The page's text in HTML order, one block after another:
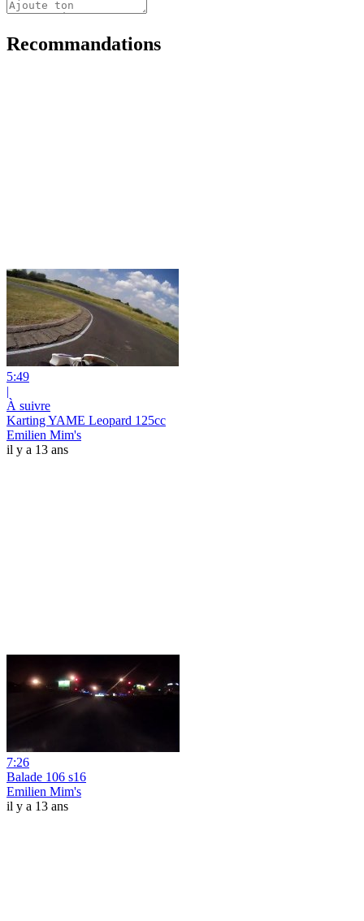
Recommandations
5:49
|
À suivre
Karting YAME Leopard 125cc
Emilien Mim's
il y a 13 ans
7:26
Balade 106 s16
Emilien Mim's
il y a 13 ans